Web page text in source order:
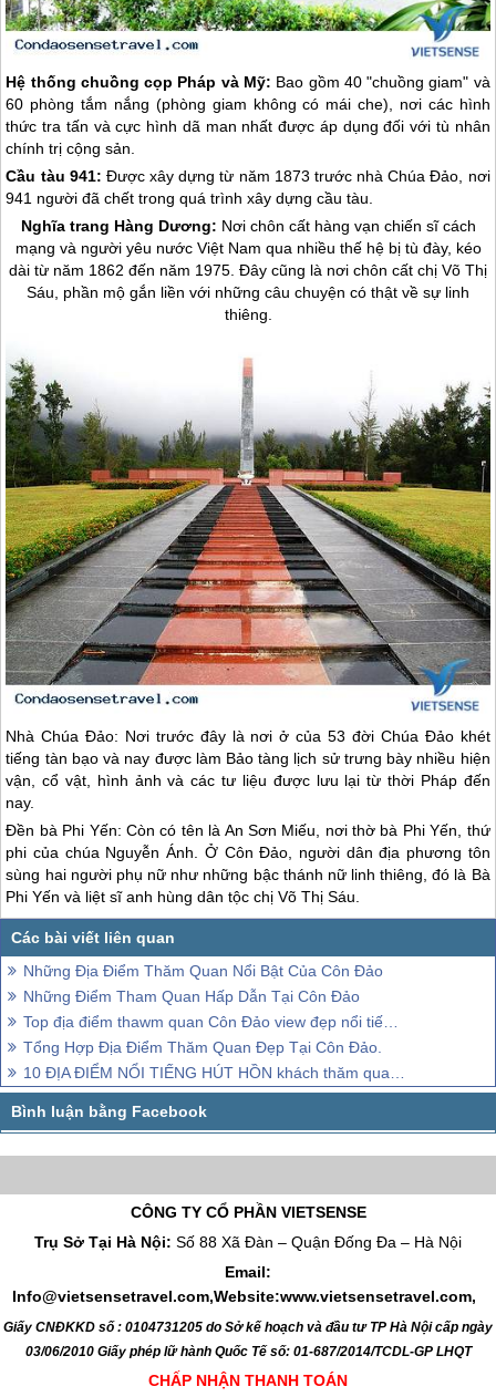
Hệ thống chuồng cọp Pháp và Mỹ: Bao gồm 40 "chuồng giam" và
60 phòng tắm nắng (phòng giam không có mái che), nơi các hình
thức tra tấn và cực hình dã man nhất được áp dụng đối với tù nhân
chính trị cộng sản.
Cầu tàu 941: Được xây dựng từ năm 1873 trước nhà Chúa Đảo, nơi
941 người đã chết trong quá trình xây dựng cầu tàu.
Nghĩa trang Hàng Dương: Nơi chôn cất hàng vạn chiến sĩ cách
mạng và người yêu nước Việt Nam qua nhiều thế hệ bị tù đày, kéo
dài từ năm 1862 đến năm 1975. Đây cũng là nơi chôn cất chị Võ Thị
Sáu, phần mộ gắn liền với những câu chuyện có thật về sự linh
thiêng.
Nhà Chúa Đảo: Nơi trước đây là nơi ở của 53 đời Chúa Đảo khét
tiếng tàn bạo và nay được làm Bảo tàng lịch sử trưng bày nhiều hiện
vận, cổ vật, hình ảnh và các tư liệu được lưu lại từ thời Pháp đến
nay.
Đền bà Phi Yến: Còn có tên là An Sơn Miếu, nơi thờ bà Phi Yến, thứ
phi của chúa Nguyễn Ánh. Ở Côn Đảo , người dân địa phương tôn
sùng hai người phụ nữ như những bậc thánh nữ linh thiêng, đó là Bà
Phi Yến và liệt sĩ anh hùng dân tộc chị Võ Thị Sáu.
Những Địa Điểm Thăm Quan Nổi Bật Của Côn Đảo
Những Điểm Tham Quan Hấp Dẫn Tại Côn Đảo
Top địa điểm thawm quan Côn Đảo view đẹp nổi tiếng, sống ảo nghìn like
Tổng Hợp Địa Điểm Thăm Quan Đẹp Tại Côn Đảo.
10 ĐỊA ĐIỂM NỔI TIẾNG HÚT HỒN khách thăm quan Của Côn Đảo
CÔNG TY CỔ PHẦN VIETSENSE
Trụ Sở Tại Hà Nội: Số 88 Xã Đàn – Quận Đống Đa – Hà Nội
Email:
Info@vietsensetravel.com,Website:www.vietsensetravel.com,
Giấy CNĐKKD số : 0104731205 do Sở kế hoạch và đầu tư TP Hà Nội cấp ngày
03/06/2010 Giấy phép lữ hành Quốc Tế số: 01-687/2014/TCDL-GP LHQT
CHẤP NHẬN THANH TOÁN